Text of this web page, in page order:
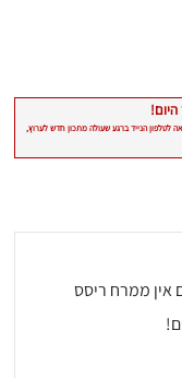
אין ממרח ריסס